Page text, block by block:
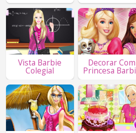
Vista Barbie
Colegial
Decorar Com
Princesa